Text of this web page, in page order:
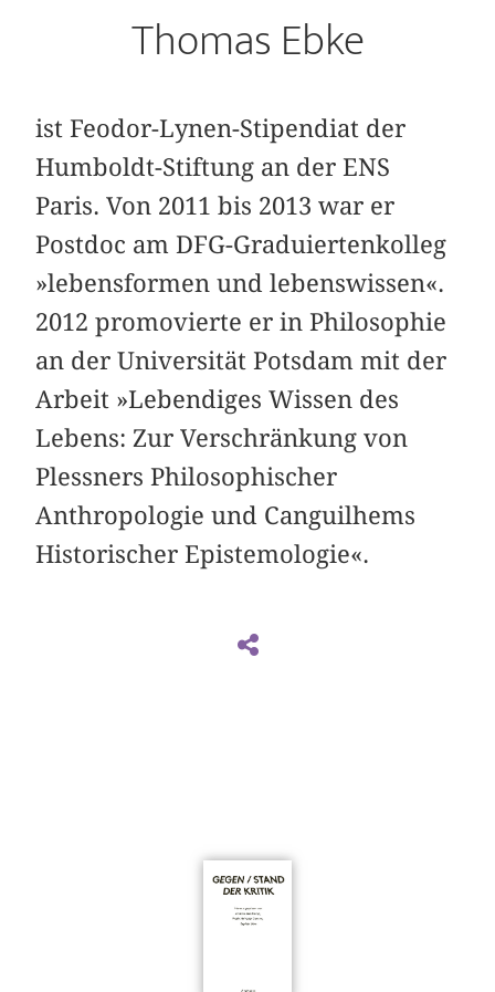
Thomas Ebke
ist Feodor-Lynen-Stipendiat der
Humboldt-Stiftung an der ENS
Paris. Von 2011 bis 2013 war er
Postdoc am DFG-Graduiertenkolleg
»lebensformen und lebenswissen«.
2012 promovierte er in Philosophie
an der Universität Potsdam mit der
Arbeit »Lebendiges Wissen des
Lebens: Zur Verschränkung von
Plessners Philosophischer
Anthropologie und Canguilhems
Historischer Epistemologie«.